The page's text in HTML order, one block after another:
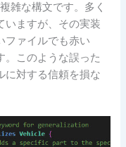
雑な構文です。多く
いますが、その実装
ファイルでも赤い
。このような誤った
に対する信頼を損な